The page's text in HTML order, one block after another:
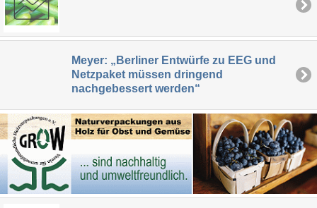
Meyer: „Berliner Entwürfe zu EEG und
Netzpaket müssen dringend
nachgebessert werden“